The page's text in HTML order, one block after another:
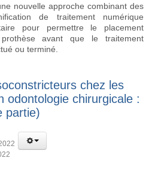
nouvelle approche combinant des
de traitement numérique
pour permettre le placement
avant que le traitement
ou terminé.
chez les
odontologie chirurgicale :
partie)